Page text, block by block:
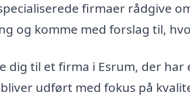
firmaer rådgive
og komme med forslag til,
dig til et firma i Esrum, der
udført med fokus på